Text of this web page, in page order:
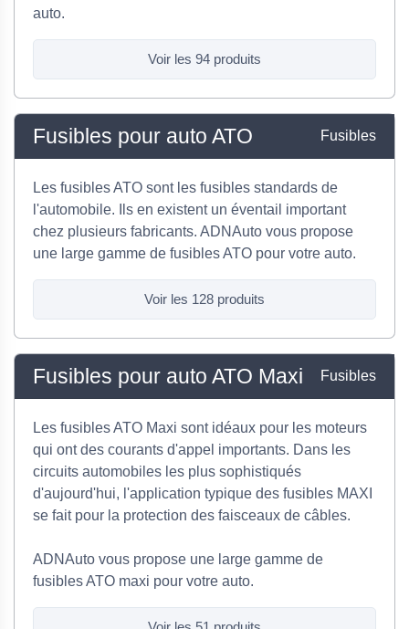
auto.
Voir les 94 produits
Fusibles pour auto ATO Fusibles
Les fusibles ATO sont les fusibles standards de
l'automobile. Ils en existent un éventail important
chez plusieurs fabricants. ADNAuto vous propose
une large gamme de fusibles ATO pour votre auto.
Voir les 128 produits
Fusibles pour auto ATO Maxi Fusibles
Les fusibles ATO Maxi sont idéaux pour les moteurs
qui ont des courants d'appel importants. Dans les
circuits automobiles les plus sophistiqués
d'aujourd'hui, l'application typique des fusibles MAXI
se fait pour la protection des faisceaux de câbles.
ADNAuto vous propose une large gamme de
fusibles ATO maxi pour votre auto.